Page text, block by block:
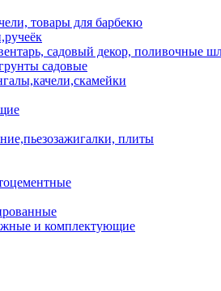
товары для барбекю
садовый декор, поливочные
садовые
плиты
и комплектующие